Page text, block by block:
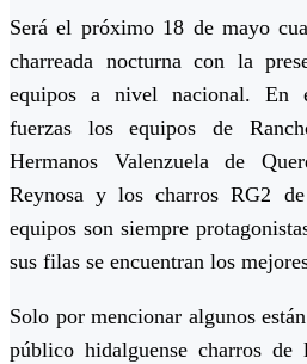
Será el próximo 18 de mayo
charreada nocturna con la
equipos a nivel nacional. En
fuerzas los equipos de
Hermanos Valenzuela de
Reynosa y los charros RG2
equipos son siempre
sus filas se encuentran los
Solo por mencionar algunos
público hidalguense charros